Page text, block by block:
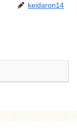
keidaron14